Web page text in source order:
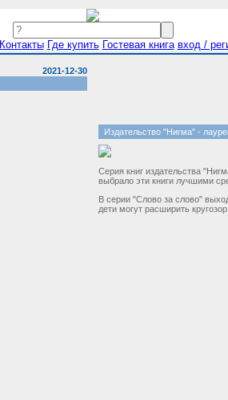
Контакты Где купить Гостевая книга вход /
2021-12-30
Издательство "Нигма" -
Серия книг издательства
выбрало эти книги лучшими
В серии "Слово за слово"
дети могут расширить